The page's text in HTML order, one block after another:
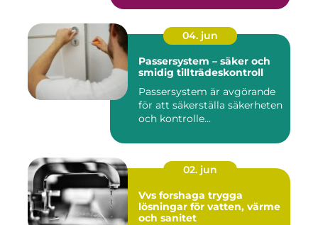
04. jun
Passersystem – säker och
smidig tillträdeskontroll
Passersystem är avgörande
för att säkerställa säkerheten
och kontrolle...
02. jun
Vvs forshaga trygga
lösningar för vatten, värme
och sanitet